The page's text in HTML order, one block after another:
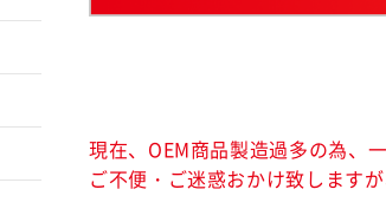
現在、OEM商品製造過多の為、
ご不便・ご迷惑おかけ致します